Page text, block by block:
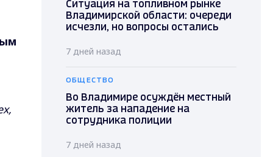
Ситуация на топливном рынке
Владимирской области: очереди
исчезли, но вопросы остались
7 дней назад
ОБЩЕСТВО
Во Владимире осуждён местный
житель за нападение на
сотрудника полиции
7 дней назад